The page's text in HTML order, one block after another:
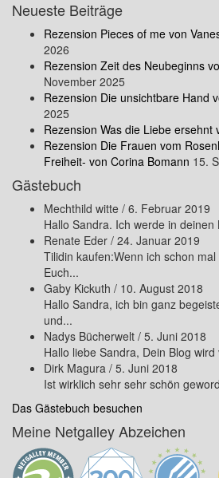
Neueste Beiträge
Rezension Pieces of me von
2026
Rezension Zeit des Neubeginns
November 2025
Rezension Die unsichtbare Hand
2025
Rezension Was die Liebe ersehnt
Rezension Die Frauen vom
Freiheit- von Corina Bomann 15.
Gästebuch
Mechthild witte / 6. Februar 2019
Hallo Sandra. Ich werde in
Renate Eder / 24. Januar 2019
Tilidin kaufen:Wenn ich schon
Euch...
Gaby Kickuth / 10. August 2018
Hallo Sandra, ich bin ganz
und...
Nadys Bücherwelt / 5. Juni 2018
Hallo liebe Sandra, Dein Blog
Dirk Magura / 5. Juni 2018
Ist wirklich sehr sehr schön
Das Gästebuch besuchen
Meine Netgalley Abzeichen